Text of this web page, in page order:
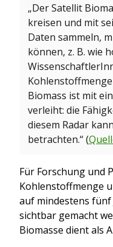
„Der Satellit
kreisen und mit
Daten sammeln,
können, z. B. wie
Biomass ist mit
verleiht: die
diesem Radar
betrachten.“ (
Für Forschung und
Kohlenstoffmenge
auf mindestens
sichtbar gemacht
Biomasse dient als